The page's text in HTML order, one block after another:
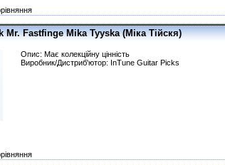
Mr. Fastfinge Mika Tyyska (Міка Тійскя)
Опис: Має колекційну цінність
Виробник/Дистриб'ютор: InTune Guitar Picks